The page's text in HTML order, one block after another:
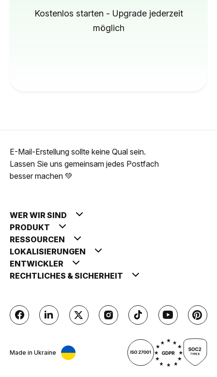
Kostenlos starten - Upgrade jederzeit
möglich
E-Mail-Erstellung sollte keine Qual sein.
Lassen Sie uns gemeinsam jedes Postfach
besser machen 💚
WER WIR SIND
PRODUKT
RESSOURCEN
LOKALISIERUNGEN
ENTWICKLER
RECHTLICHES & SICHERHEIT
Made in Ukraine